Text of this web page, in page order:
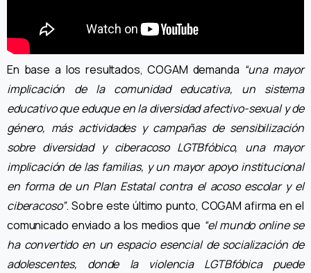
En base a los resultados, COGAM demanda “una mayor
implicación de la comunidad educativa, un sistema
educativo que eduque en la diversidad afectivo-sexual y de
género, más actividades y campañas de sensibilización
sobre diversidad y ciberacoso LGTBfóbico, una mayor
implicación de las familias, y un mayor apoyo institucional
en forma de un Plan Estatal contra el acoso escolar y el
ciberacoso”. Sobre este último punto, COGAM afirma en el
comunicado enviado a los medios que “el mundo online se
ha convertido en un espacio esencial de socialización de
adolescentes, donde la violencia LGTBfóbica puede